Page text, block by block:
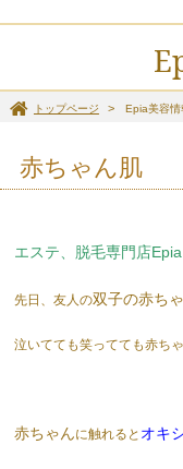
トップページ Epia美容情
赤ちゃん肌
エステ、脱毛専門店
先日、友人の双子の赤ち
泣いてても笑ってても赤ち
赤ちゃんに触れると オキ